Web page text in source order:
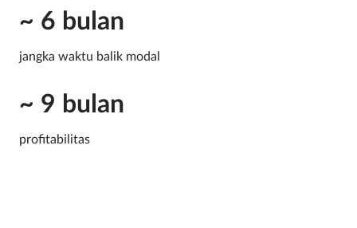
~ 6 bulan
jangka waktu balik modal
~ 9 bulan
profitabilitas